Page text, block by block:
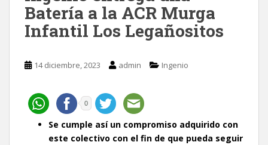
Batería a la ACR Murga
Infantil Los Legañositos
14 diciembre, 2023 admin Ingenio
0
Se cumple así un compromiso adquirido con
este colectivo con el fin de que pueda seguir